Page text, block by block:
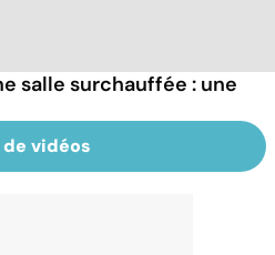
salle surchauffée : une
de vidéos